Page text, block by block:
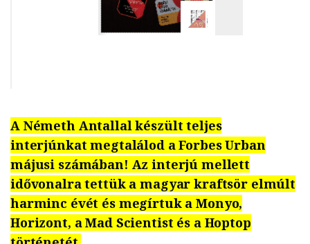
A Németh Antallal készült teljes
interjúnkat megtalálod a Forbes Urban
májusi számában! Az interjú mellett
idővonalra tettük a magyar kraftsör elmúlt
harminc évét és megírtuk a Monyo,
Horizont, a Mad Scientist és a Hoptop